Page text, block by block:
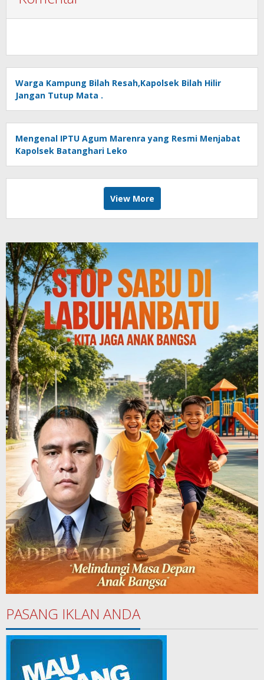
Warga Kampung Bilah Resah,Kapolsek Bilah Hilir
Jangan Tutup Mata .
Mengenal IPTU Agum Marenra yang Resmi Menjabat
Kapolsek Batanghari Leko
View More
PASANG IKLAN ANDA